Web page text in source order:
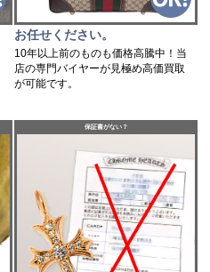
お任せください。
10年以上前のものも価格高騰中！当
店の専門バイヤーが見極め高価買取
が可能です。
保証書がない？